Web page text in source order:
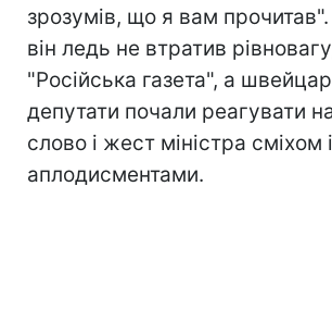
зрозумів, що я вам
він ледь не втратив
"Російська газета", а
депутати почали реагувати
слово і жест міністра сміхом і
аплодисментами.